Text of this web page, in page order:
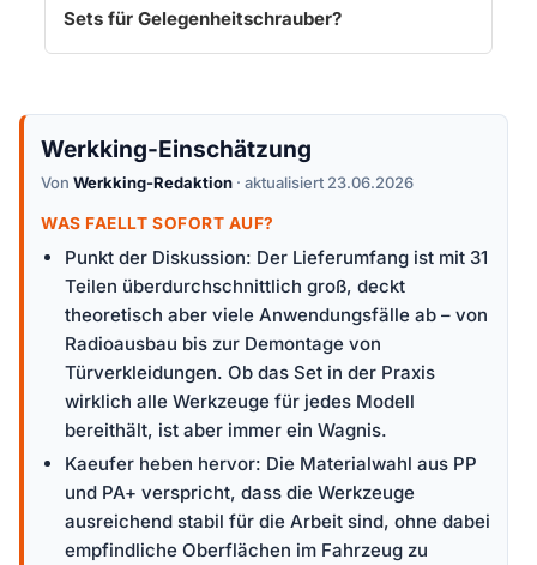
Sets für Gelegenheitschrauber?
Werkking-Einschätzung
Von Werkking-Redaktion · aktualisiert 23.06.2026
WAS FAELLT SOFORT AUF?
Punkt der Diskussion: Der Lieferumfang ist mit 31
Teilen überdurchschnittlich groß, deckt
theoretisch aber viele Anwendungsfälle ab – von
Radioausbau bis zur Demontage von
Türverkleidungen. Ob das Set in der Praxis
wirklich alle Werkzeuge für jedes Modell
bereithält, ist aber immer ein Wagnis.
Kaeufer heben hervor: Die Materialwahl aus PP
und PA+ verspricht, dass die Werkzeuge
ausreichend stabil für die Arbeit sind, ohne dabei
empfindliche Oberflächen im Fahrzeug zu